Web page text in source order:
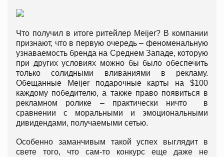
Что получил в итоге ритейлер Meijer? В компании
признают, что в первую очередь – феноменальную
узнаваемость бренда на Среднем Западе, которую
при других условиях можно бы было обеспечить
только солидными вливаниями в рекламу.
Обещанные Meijer подарочные карты на $100
каждому победителю, а также право появиться в
рекламном ролике – практически ничто в
сравнении с моральными и эмоциональными
дивидендами, получаемыми сетью.
Особенно заманчивым такой успех выглядит в
свете того, что сам-то конкурс еще даже не